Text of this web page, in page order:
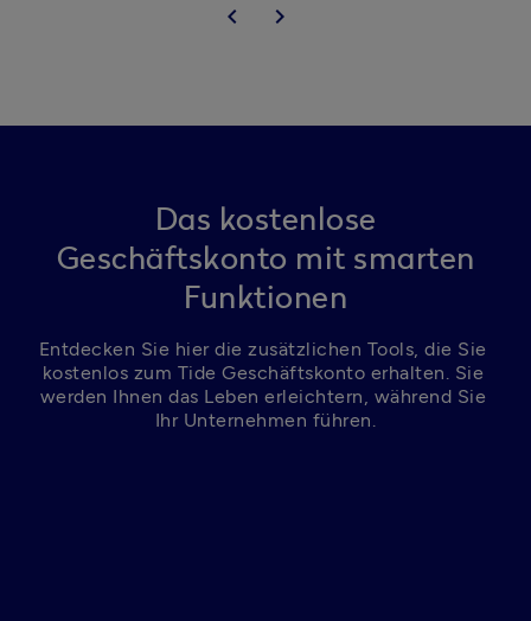
chevron_left chevron_right
Das kostenlose
Geschäftskonto mit smarten
Funktionen
Entdecken Sie hier die zusätzlichen Tools, die Sie
kostenlos zum Tide Geschäftskonto erhalten. Sie
werden Ihnen das Leben erleichtern, während Sie
Ihr Unternehmen führen.